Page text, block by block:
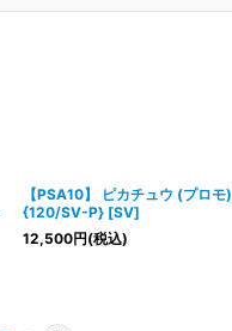
【PSA10】 ピカチュウ (プロモ)
{120/SV-P} [SV]
12,500円(税込)